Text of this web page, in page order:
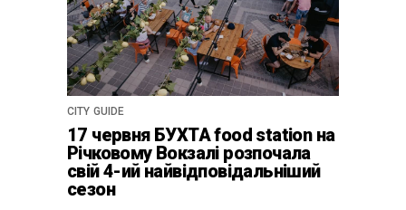
CITY GUIDE
17 червня БУХТА food station на
Річковому Вокзалі розпочала
свій 4-ий найвідповідальніший
сезон